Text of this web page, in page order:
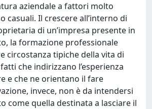
aziendale a fattori molto
casuali. Il crescere all’interno di
di un’impresa presente in
la formazione professionale
circostanza tipiche della vita di
che indirizzano l’esperienza
e che ne orientano il fare
invece, non è da intendersi
come quella destinata a lasciare il